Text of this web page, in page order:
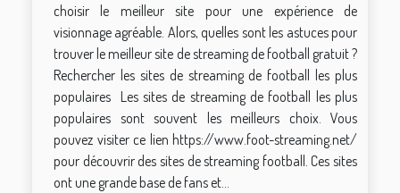
choisir le meilleur site pour une expérience de
visionnage agréable. Alors, quelles sont les astuces pour
trouver le meilleur site de streaming de football gratuit ?
Rechercher les sites de streaming de football les plus
populaires Les sites de streaming de football les plus
populaires sont souvent les meilleurs choix. Vous
pouvez visiter ce lien https://www.foot-streaming.net/
pour découvrir des sites de streaming football. Ces sites
ont une grande base de fans et...